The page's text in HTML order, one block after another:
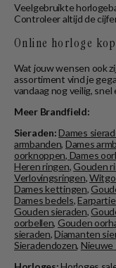
Veelgebruikte
Controleer altijd de
Online horloge
Wat jouw wensen ook
assortiment vind je
vandaag nog veilig,
Meer Brandfield:
Sieraden:Dames
armbanden, Dames
oorknoppen, Dames
Heren ringen, Gouden
Verlovingsringen,
Dames kettingen,
Dames bedels,
Gouden sieraden,
oorbellen, Gouden
sieraden,Diamanten
Sieradendozen, Nieuwe